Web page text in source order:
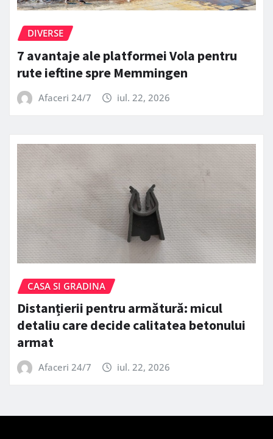
DIVERSE
7 avantaje ale platformei Vola pentru
rute ieftine spre Memmingen
Afaceri 24/7 iul. 22, 2026
CASA SI GRADINA
Distanțierii pentru armătură: micul
detaliu care decide calitatea betonului
armat
Afaceri 24/7 iul. 22, 2026